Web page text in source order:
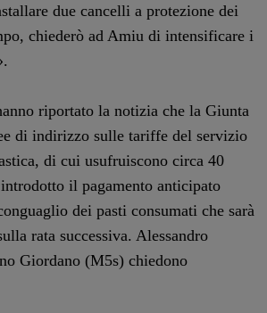
due cancelli a protezione dei
chiederò ad Amiu di intensificare i
riportato la notizia che la Giunta
di indirizzo sulle tariffe del servizio
di cui usufruiscono circa 40
il pagamento anticipato
dei pasti consumati che sarà
rata successiva. Alessandro
Giordano (M5s) chiedono